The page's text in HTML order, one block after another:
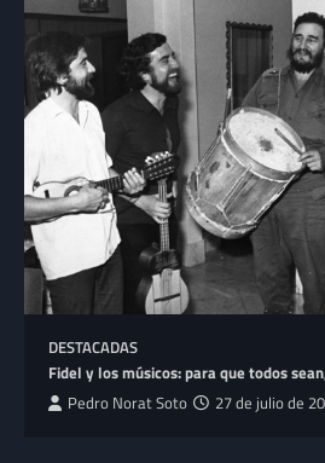
DESTACADAS
Fidel y los músicos: para que todos
Pedro Norat Soto 27 de julio de